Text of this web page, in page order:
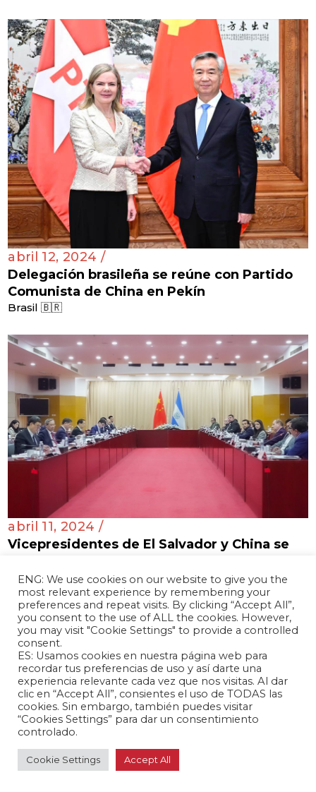
abril 12, 2024 /
Delegación brasileña se reúne con Partido
Comunista de China en Pekín
Brasil 🇧🇷
abril 11, 2024 /
Vicepresidentes de El Salvador y China se
bilaterales
El Salvador 🇸🇻
ENG: We use cookies on our website to give you the
most relevant experience by remembering your
preferences and repeat visits. By clicking “Accept All”,
you consent to the use of ALL the cookies. However,
you may visit "Cookie Settings" to provide a controlled
consent.
ES: Usamos cookies en nuestra página web para
recordar tus preferencias de uso y así darte una
experiencia relevante cada vez que nos visitas. Al dar
clic en “Accept All”, consientes el uso de TODAS las
cookies. Sin embargo, también puedes visitar
“Cookies Settings” para dar un consentimiento
controlado.
Cookie Settings Accept All